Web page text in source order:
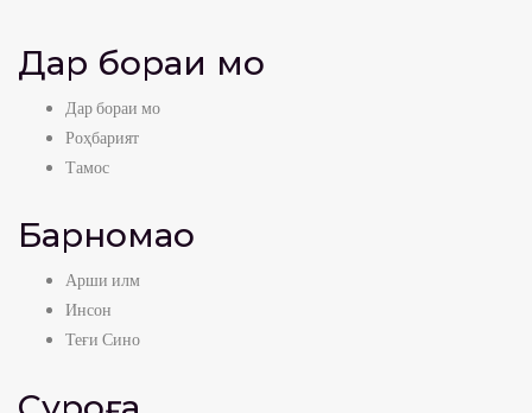
Дар бораи мо
Дар бораи мо
Роҳбарият
Тамос
Барномаҳо
Арши илм
Инсон
Теғи Сино